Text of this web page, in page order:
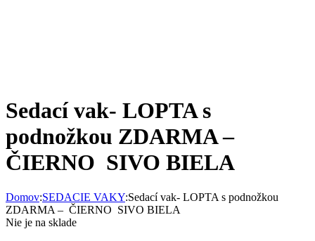
Sedací vak- LOPTA s
podnožkou ZDARMA –
ČIERNO SIVO BIELA
Domov:SEDACIE VAKY:Sedací vak- LOPTA s podnožkou
ZDARMA – ČIERNO SIVO BIELA
Nie je na sklade